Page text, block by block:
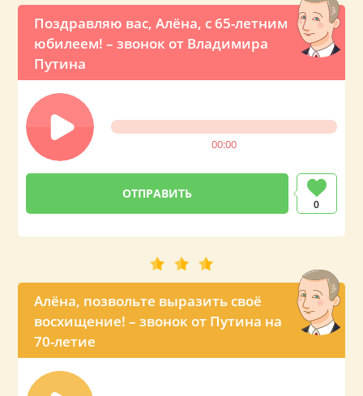
Поздравляю вас, Алёна, с 65-летним
юбилеем! – звонок от Владимира
Путина
00:00
0
Алёна, позвольте выразить своё
восхищение! – звонок от Путина на
70-летие